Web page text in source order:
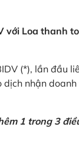
Loa thanh
(*), lần đầu
nhận
1 trong 3